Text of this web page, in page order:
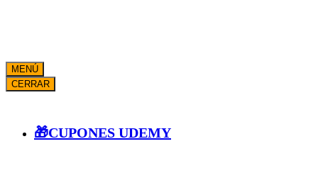
MENÚ
CERRAR
🎁CUPONES UDEMY